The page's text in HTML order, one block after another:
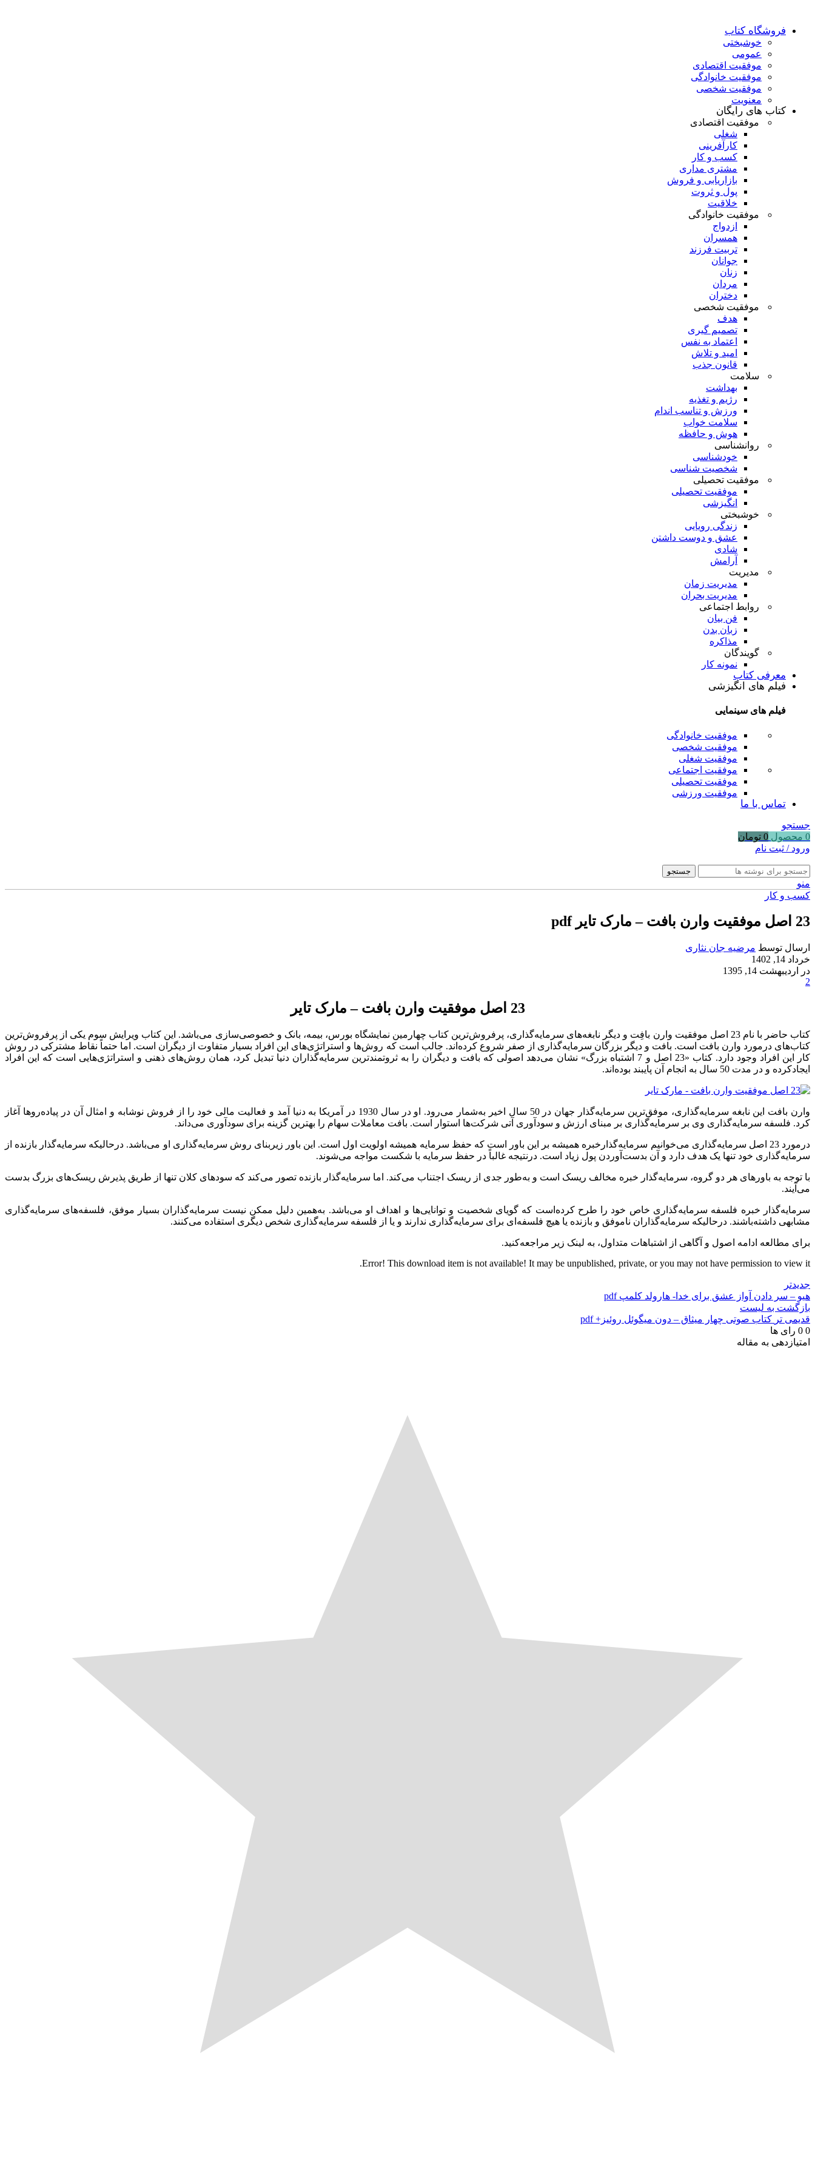
فروشگاه کتاب
خوشبختی
عمومی
موفقیت اقتصادی
موفقیت خانوادگی
موفقیت شخصی
معنویت
کتاب های رایگان
موفقیت اقتصادی
شغلی
کارآفرینی
کسب و کار
مشتری مداری
بازاریابی و فروش
پول و ثروت
خلاقیت
موفقیت خانوادگی
ازدواج
همسران
تربیت فرزند
جوانان
زنان
مردان
دختران
موفقیت شخصی
هدف
تصمیم گیری
اعتماد به نفس
امید و تلاش
قانون جذب
سلامت
بهداشت
رژیم و تغذیه
ورزش و تناسب اندام
سلامت خواب
هوش و حافظه
روانشناسی
خودشناسی
شخصیت شناسی
موفقیت تحصیلی
موفقیت تحصیلی
انگیزشی
خوشبختی
زندگی رویایی
عشق و دوست داشتن
شادی
آرامش
مدیریت
مدیریت زمان
مدیریت بحران
روابط اجتماعی
فن بیان
زبان بدن
مذاکره
گویندگان
نمونه کار
معرفی کتاب
فیلم های انگیزشی
فیلم های سینمایی
موفقیت خانوادگی
موفقیت شخصی
موفقیت شغلی
موفقیت اجتماعی
موفقیت تحصیلی
موفقیت ورزشی
تماس با ما
جستجو
0 محصول 0 تومان
ورود / ثبت نام
جستجو
منو
کسب و کار
23 اصل موفقیت وارن بافت – مارک تایر pdf
ارسال توسط مرضیه جان نثاری
خرداد 14, 1402
در اردیبهشت 14, 1395
2
23 اصل موفقیت وارن بافت – مارک تایر
کتاب حاضر با نام 23 اصل موفقیت وارن بافِت و دیگر نابغه‌های سرمایه‌گذاری، پرفروش‌ترین کتاب چهارمین نمایشگاه بورس، بیمه، بانک و خصوصی‌سازی می‌باشد. این کتاب ویرایش سوم یکی از پر‌فروش‌ترین
کتاب‌های در‌مورد وارن بافت است. بافت و دیگر بزرگان سرمایه‌گذاری از صفر شروع کرده‌اند. جالب است که روش‌ها و استراتژی‌های این افراد بسیار متفاوت از دیگران است. اما حتماً نقاط مشترکی در روش
کار این افراد وجود دارد. کتاب «23 اصل و 7 اشتباه بزرگ» نشان می‌دهد اصولی که بافت و دیگران را به ثروتمندترین سرمایه‌گذاران دنیا تبدیل کرد، همان روش‌های ذهنی و استراتژی‌هایی است که این افراد
ایجاد‌کرده و در مدت 50 سال به انجام آن پایبند بوده‌اند.
وارن بافت این نابغه سرمایه‌گذاری، موفق‌ترین سرمایه‌گذار جهان در 50 سال اخیر به‌شمار می‌رود. او در سال 1930 در آمریکا به دنیا آمد و فعالیت مالی خود را از فروش نوشابه و امثال آن در پیاده‌رو‌ها آغاز
کرد. فلسفه سرمایه‌گذاری وی بر سرمایه‌گذاری بر مبنای ارزش و سود‌آوری آتی شرکت‌ها استوار است. بافت معاملات سهام را بهترین گزینه برای سودآوری می‌داند.
در‌مورد 23 اصل سرمایه‌گذاری می‌خوانیم سرمایه‌گذارخبره همیشه بر این باور است که حفظ سرمایه همیشه اولویت اول است. این باور زیر‌بنای روش سرمایه‌گذاری او می‌باشد. در‌حالیکه سرمایه‌گذار بازنده از
سرمایه‌گذاری خود تنها یک هدف دارد و آن بدست‌آوردن پول زیاد است. در‌نتیجه غالباً در حفظ سرمایه با شکست مواجه می‌شوند.
با توجه به باورهای هر دو گروه، سرمایه‌گذار خبره مخالف ریسک است و به‌طور جدی از ریسک اجتناب می‌کند. اما سرمایه‌گذار بازنده تصور می‌کند که سودهای کلان تنها از طریق پذیرش ریسک‌های بزرگ بدست
می‌آیند.
سرمایه‌گذار خبره فلسفه سرمایه‌گذاری خاص خود را طرح کرده‌است که گویای شخصیت و توانایی‌ها و اهداف او می‌باشد. به‌همین دلیل ممکن نیست سرمایه‌گذاران بسیار موفق، فلسفه‌های سرمایه‌گذاری
مشابهی داشته‌باشند. در‌حالیکه سرمایه‌گذاران ناموفق و بازنده یا هیچ فلسفه‌ای برای سرمایه‌گذاری ندارند و یا از فلسفه سرمایه‌گذاری شخص دیگری استفاده می‌کنند.
برای مطالعه ادامه اصول و آگاهی از اشتباهات متداول، به لینک زیر مراجعه‌کنید.
Error! This download item is not available! It may be unpublished, private, or you may not have permission to view it.
جدیدتر
هیو – سر دادن آواز عشق برای خدا- هارولد کلمپ pdf
بازگشت به لیست
قدیمی تر کتاب صوتی چهار میثاق – دون میگوئل روئیز+ pdf
0
0 رای ها
امتیازدهی به مقاله